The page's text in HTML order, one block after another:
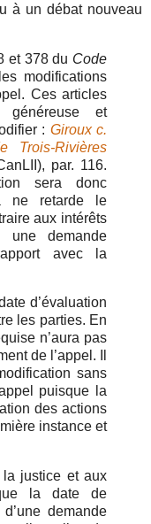
à un débat nouveau
et 378 du Code
modifications
Ces articles
généreuse et
: Giroux c.
Trois-Rivières
, par. 116.
sera donc
ne retarde le
aux intérêts
demande
avec la
d’évaluation
les parties. En
n’aura pas
de l’appel. Il
sans
puisque la
des actions
instance et
justice et aux
la date de
d’une demande